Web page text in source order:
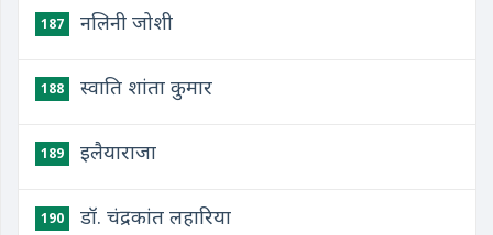
187 नलिनी जोशी
188 स्वाति शांता कुमार
189 इलैयाराजा
190 डॉ. चंद्रकांत लहारिया